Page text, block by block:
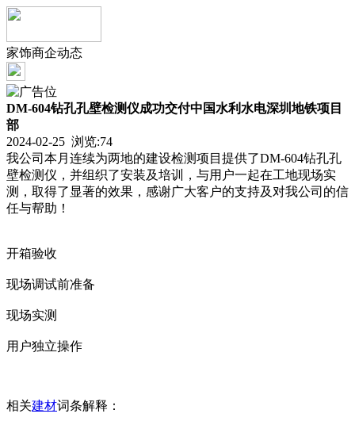
家饰商企动态
DM-604钻孔孔壁检测仪成功交付中国水利水电深圳地铁项目
部
2024-02-25 浏览:74
我公司本月连续为两地的建设检测项目提供了DM-604钻孔孔
壁检测仪，并组织了安装及培训，与用户一起在工地现场实
测，取得了显著的效果，感谢广大客户的支持及对我公司的信
任与帮助！
开箱验收
现场调试前准备
现场实测
用户独立操作
相关建材词条解释：